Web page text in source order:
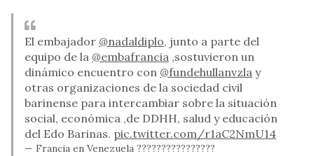
El embajador @nadaldiplo, junto a parte del
equipo de la @embafrancia ,sostuvieron un
dinámico encuentro con @fundehullanvzla y
otras organizaciones de la sociedad civil
barinense para intercambiar sobre la situación
social, económica ,de DDHH, salud y educación
del Edo Barinas. pic.twitter.com/r1aC2NmU14
— Francia en Venezuela ????????????????